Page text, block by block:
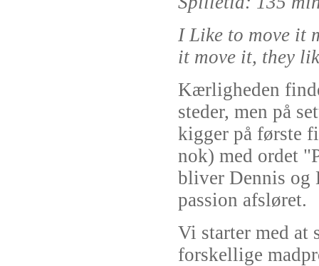
I Like to move it
it move it, they
Kærligheden
steder, men på
kigger på første
nok) med ordet
bliver Dennis og
passion afsløret.
Vi starter med at
forskellige